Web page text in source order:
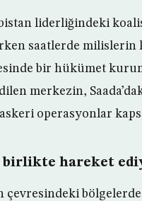
liderliğindeki
saatlerde milislerin
bir hükümet
merkezin,
askeri operasyonlar
hareket
çevresindeki